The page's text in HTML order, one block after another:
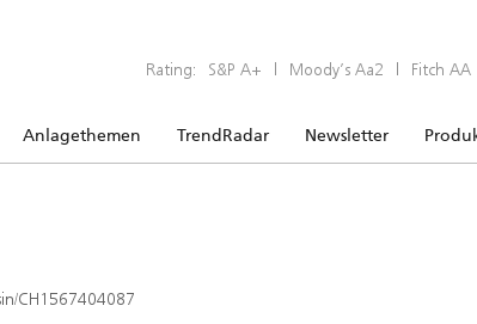
Rating: S&P A+ | Moody’s Aa2 | Fitch AA
Anlagethemen TrendRadar Newsletter
CH1567404087